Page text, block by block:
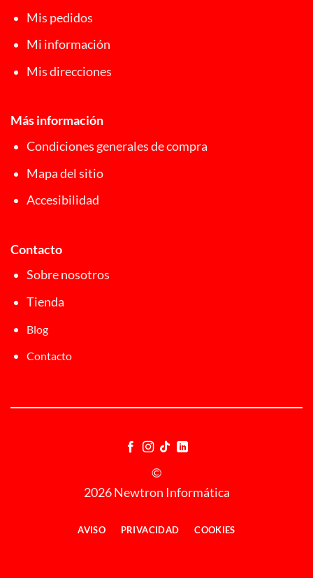
Mis pedidos
Mi información
Mis direcciones
Más información
Condiciones generales de compra
Mapa del sitio
Accesibilidad
Contacto
Sobre nosotros
Tienda
Blog
Contacto
©
2026 Newtron Informática
AVISO PRIVACIDAD COOKIES